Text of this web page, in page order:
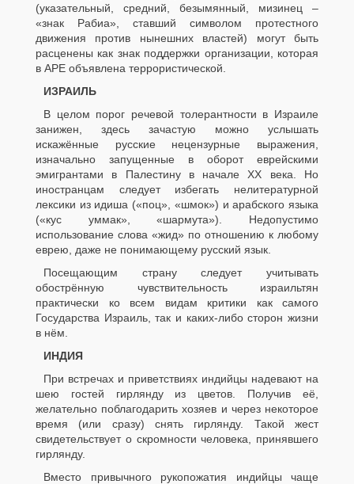
(указательный, средний, безымянный, мизинец –
«знак Рабиа», ставший символом протестного
движения против нынешних властей) могут быть
расценены как знак поддержки организации, которая
в АРЕ объявлена террористической.
ИЗРАИЛЬ
В целом порог речевой толерантности в Израиле
занижен, здесь зачастую можно услышать
искажённые русские нецензурные выражения,
изначально запущенные в оборот еврейскими
эмигрантами в Палестину в начале XX века. Но
иностранцам следует избегать нелитературной
лексики из идиша («поц», «шмок») и арабского языка
(«кус уммак», «шармута»). Недопустимо
использование слова «жид» по отношению к любому
еврею, даже не понимающему русский язык.
Посещающим страну следует учитывать
обострённую чувствительность израильтян
практически ко всем видам критики как самого
Государства Израиль, так и каких-либо сторон жизни
в нём.
ИНДИЯ
При встречах и приветствиях индийцы надевают на
шею гостей гирлянду из цветов. Получив её,
желательно поблагодарить хозяев и через некоторое
время (или сразу) снять гирлянду. Такой жест
свидетельствует о скромности человека, принявшего
гирлянду.
Вместо привычного рукопожатия индийцы чаще